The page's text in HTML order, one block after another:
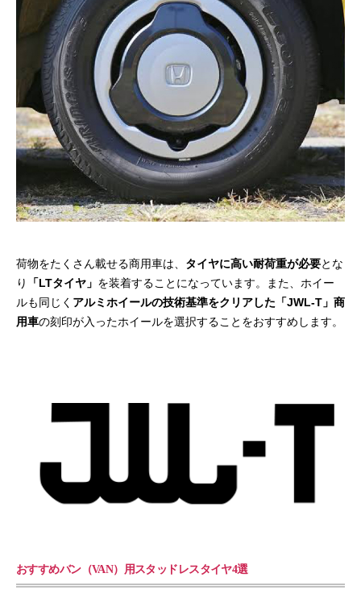
荷物をたくさん載せる商用車は、 タイヤに高い耐荷重が必要とな
り
「LTタイヤ」 を装着することになっています。また、ホイー
ルも同じく アルミホイールの技術基準をクリアした「JWL-T」商
用車の刻印が入ったホイールを選択することをおすすめします。
おすすめバン（VAN）用スタッドレスタイヤ4選